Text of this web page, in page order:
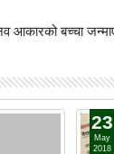
आकारको बच्चा
23
May
2018